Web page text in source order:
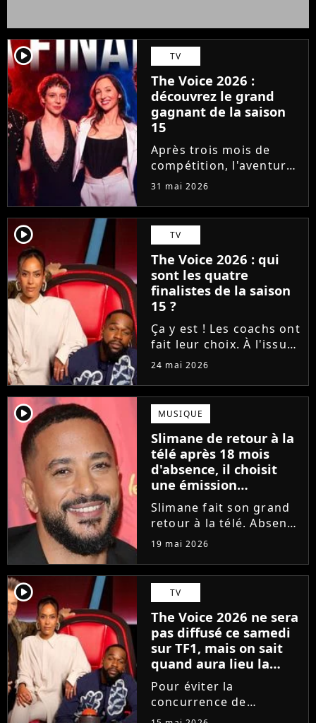
player2 TV
The Voice 2026 :
découvrez le grand
gagnant de la saison
15
Après trois mois de
compétition, l'aventure
The Voice 2026 a pris
qui de Lady O, Hugo,
Tessa B. et CJM'S s'est
imposé sur la finish line
grâce aux votes du...
31 mai 2026
player2 TV
The Voice 2026 : qui
sont les quatre
finalistes de la saison
15 ?
Ça y est ! Les coachs ont
fait leur choix. À l'issue
d'une demi-finale
exceptionnels et des
moments forts, Amel
Bent, Tayc, Lara Fabian
et Florent Pagny ont
désigné...
24 mai 2026
player2 MUSIQUE
Slimane de retour à la
télé après 18 mois
d'absence, il choisit
une émission
symbolique
Slimane fait son grand
retour à la télé. Absent
des écrans et des ondes
raison des accusations
portées contre lui, le
chanteur a choisi une
émission hautement
symbolique...
19 mai 2026
player2 TV
The Voice 2026 ne sera
pas diffusé ce samedi
sur TF1, mais on sait
quand aura lieu la
grande finale
Pour éviter la
concurrence de
l'Eurovision sur France